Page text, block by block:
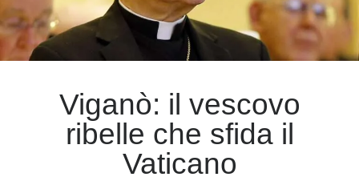
Viganò: il vescovo
ribelle che sfida il
Vaticano